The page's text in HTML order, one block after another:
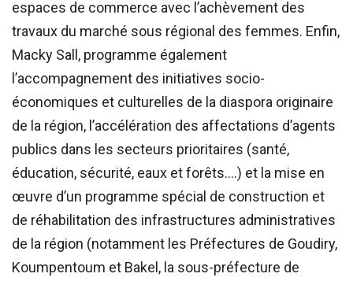
espaces de commerce avec l’achèvement des
travaux du marché sous régional des femmes. Enfin,
Macky Sall, programme également
l’accompagnement des initiatives socio-
économiques et culturelles de la diaspora originaire
de la région, l’accélération des affectations d’agents
publics dans les secteurs prioritaires (santé,
éducation, sécurité, eaux et forêts….) et la mise en
œuvre d’un programme spécial de construction et
de réhabilitation des infrastructures administratives
de la région (notamment les Préfectures de Goudiry,
Koumpentoum et Bakel, la sous-préfecture de